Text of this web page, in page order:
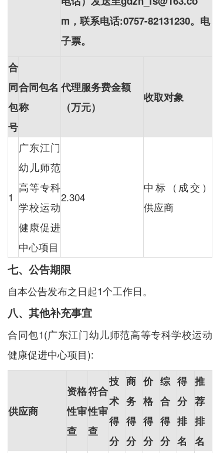
m，联系电话:0757-82131230。电
子票。
合
同
包
号
合同包名
称
代理服务费金额
（万元）
收取对象
1
广东江门
幼儿师范
高等专科
学校运动
健康促进
中心项目
2.304
中标（成交）
供应商
七、公告期限
自本公告发布之日起1个工作日。
八、其他补充事宜
合同包1(广东江门幼儿师范高等专科学校运动
健康促进中心项目):
供应商
资格
性审
查
符合
性审
查
技
术
得
分
商
务
得
分
价
格
得
分
综
合
得
分
得
分
排
名
推
荐
排
名